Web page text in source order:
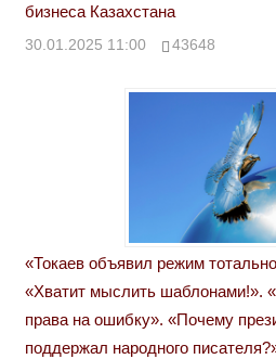
бизнеса Казахстана
30.01.2025 11:00 43648
«Токаев объявил режим
«Хватит мыслить шаблонами!».
права на ошибку». «Почему
поддержал народного